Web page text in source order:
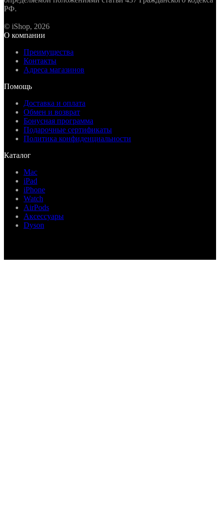
РФ.
© iShop, 2026
О компании
Преимущества
Контакты
Адреса магазинов
Помощь
Доставка и оплата
Обмен и возврат
Бонусная программа
Подарочные сертификаты
Политика конфиденциальности
Каталог
Mac
iPad
iPhone
Watch
AirPods
Аксессуары
Dyson